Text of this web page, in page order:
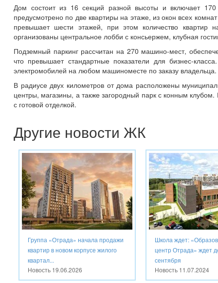
Дом состоит из 16 секций разной высоты и включает
предусмотрено по две квартиры на этаже, из окон всех
превышает шести этажей, при этом количество квартир
организованы центральное лобби с консьержем, клубная
Подземный паркинг рассчитан на 270 машино-мест,
что превышает стандартные показатели для бизнес-
электромобилей на любом машиноместе по заказу владельца.
В радиусе двух километров от дома расположены
центры, магазины, а также загородный парк с конным
с готовой отделкой.
Другие новости ЖК
Группа «Отрада» начала продажи
квартир в новом корпусе жилого
квартал...
Новость 19.06.2026
Школа ждет:
центр Отрада» ждет
сентября
Новость 11.07.2024